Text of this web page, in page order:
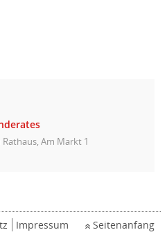
Rathaus, Am Markt 1
Impressum Seitenanfang